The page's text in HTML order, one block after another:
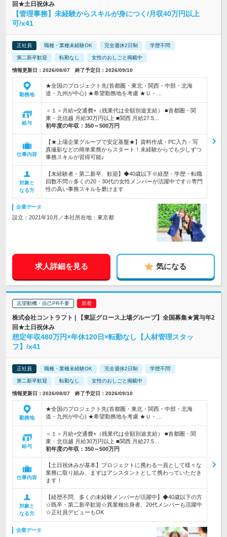
回★土日祝休み
【管理事務】未経験からスキルが身につく/月収40万円以上
可/x41
正社員 職種・業種未経験OK 完全週休2日制 学歴不問
第二新卒歓迎 転勤なし 女性のおしごと掲載中
情報更新日：2026/08/07 終了予定日：2026/09/10
勤務地
★全国のプロジェクト先(首都圏・東北・関西・中部・北海
道・九州が中心) ★希望勤務地を考慮 ★Ｕ・…
給与
＜１＞月給+交通費+（残業代は全額別途支給） ■首都圏・関
東・北信越 月給30万円以上 ■関西 月給27.5…
初年度の年収： 350～500万円
仕事内容
【★上場企業グループで安定基盤★】資料作成・PC入力・写
真撮影などの簡単業務からスタート！未経験からでも少しずつ
事務スキルが習得可能♪
対象と
なる方
【未経験者・第二新卒、歓迎】◆40歳以下※経歴・学歴・転職
回数不問☆多くの20・30代の女性メンバーが活躍中です☆専門
性の高い事務スキルを磨けます
企業データ
設立：2021年10月／本社所在地：東京都
求人詳細を見る 気になる
志望動機・自己PR不要
株式会社コントラフト | 【東証グロース上場グループ】全国募集★賞与年2
回★土日祝休み
想定年収480万円×年休120日×転勤なし【人材管理スタッ
フ】/x41
正社員 職種・業種未経験OK 完全週休2日制 学歴不問
第二新卒歓迎 転勤なし 女性のおしごと掲載中
情報更新日：2026/08/07 終了予定日：2026/09/10
勤務地
★全国のプロジェクト先(首都圏・東北・関西・中部・北海
道・九州が中心) ★希望勤務地を考慮 ★Ｕ・…
給与
＜１＞月給+交通費+（残業代は全額別途支給） ■首都圏・関
東・北信越 月給30万円以上 ■関西 月給27.5…
初年度の年収： 350～500万円
仕事内容
【土日祝休みが基本】プロジェクトに携わる一員として様々な
業務に取り組み、まずはアシスタントとして携わっていただき
ます！
対象と
なる方
【経歴不問、多くの未経験メンバーが活躍中】◆40歳以下の方
☆既卒・第二新卒歓迎☆異業種出身者、20代メンバーも活躍中
☆正社員デビューもOK
企業データ